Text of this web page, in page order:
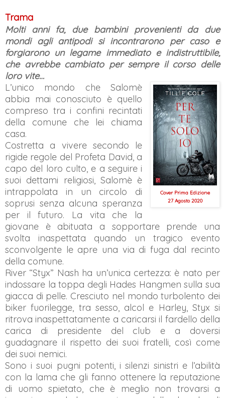
Trama
Molti anni fa, due bambini provenienti da due
mondi agli antipodi si incontrarono per caso e
forgiarono un legame immediato e indistruttibile,
che avrebbe cambiato per sempre il corso delle
loro vite…
Cover Prima Edizione
27 Agosto 2020
L’unico mondo che Salomè
abbia mai conosciuto è quello
compreso tra i confini recintati
della comune che lei chiama
casa.
Costretta a vivere secondo le
rigide regole del Profeta David, a
capo del loro culto, e a seguire i
suoi dettami religiosi, Salomè è
intrappolata in un circolo di
soprusi senza alcuna speranza
per il futuro. La vita che la
giovane è abituata a sopportare prende una
svolta inaspettata quando un tragico evento
sconvolgente le apre una via di fuga dal recinto
della comune.
River “Styx” Nash ha un’unica certezza: è nato per
indossare la toppa degli Hades Hangmen sulla sua
giacca di pelle. Cresciuto nel mondo turbolento dei
biker fuorilegge, tra sesso, alcol e Harley, Styx si
ritrova inaspettatamente a caricarsi il fardello della
carica di presidente del club e a doversi
guadagnare il rispetto dei suoi fratelli, così come
dei suoi nemici.
Sono i suoi pugni potenti, i silenzi sinistri e l’abilità
con la lama che gli fanno ottenere la reputazione
di uomo spietato, che è meglio non trovarsi a